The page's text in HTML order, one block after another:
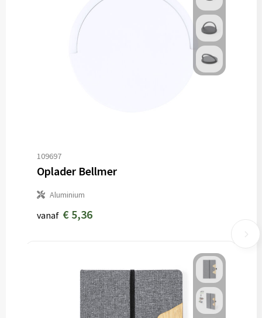
109697
Oplader Bellmer
Aluminium
vanaf € 5,36